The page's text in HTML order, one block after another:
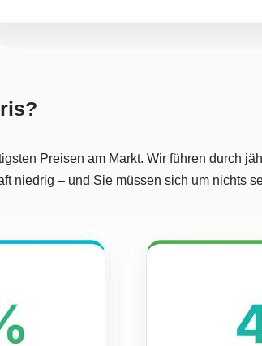
Preisen am Markt. Wir führen durch
niedrig – und Sie müssen sich um nichts